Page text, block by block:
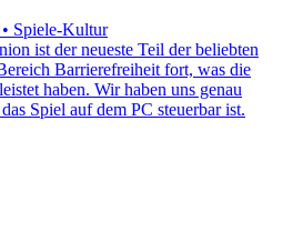
Spiele-Kultur
ist der neueste Teil der beliebten
Barrierefreiheit fort, was die
haben. Wir haben uns genau
Spiel auf dem PC steuerbar ist.